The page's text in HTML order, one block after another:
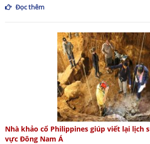
Đọc thêm
Nhà khảo cổ Philippines giúp viết lại lịch
vực Đông Nam Á